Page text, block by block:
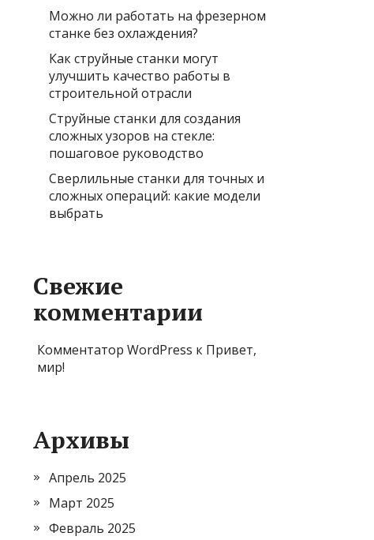
Можно ли работать на фрезерном
станке без охлаждения?
Как струйные станки могут
улучшить качество работы в
строительной отрасли
Струйные станки для создания
сложных узоров на стекле:
пошаговое руководство
Сверлильные станки для точных и
сложных операций: какие модели
выбрать
Свежие
комментарии
Комментатор WordPress к Привет,
мир!
Архивы
Апрель 2025
Март 2025
Февраль 2025